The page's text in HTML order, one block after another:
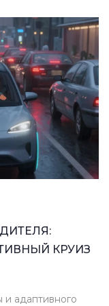
КРУИЗ
адаптивного